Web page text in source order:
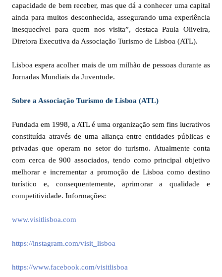
capacidade de bem receber, mas que dá a conhecer uma capital
ainda para muitos desconhecida, assegurando uma experiência
inesquecível para quem nos visita”, destaca Paula Oliveira,
Diretora Executiva da Associação Turismo de Lisboa (ATL).
Lisboa espera acolher mais de um milhão de pessoas durante as
Jornadas Mundiais da Juventude.
Sobre a Associação Turismo de Lisboa (ATL)
Fundada em 1998, a ATL é uma organização sem fins lucrativos
constituída através de uma aliança entre entidades públicas e
privadas que operam no setor do turismo. Atualmente conta
com cerca de 900 associados, tendo como principal objetivo
melhorar e incrementar a promoção de Lisboa como destino
turístico e, consequentemente, aprimorar a qualidade e
competitividade. Informações:
www.visitlisboa.com
https://instagram.com/visit_lisboa
https://www.facebook.com/visitlisboa